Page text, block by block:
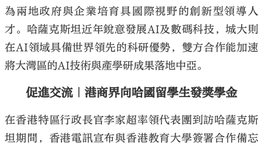
為兩地政府與企業培育具國際視野的創新型領導人
才。哈薩克斯坦近年銳意發展AI及數碼科技，城大則
在AI領域具備世界領先的科研優勢，雙方合作能加速
將大灣區的AI技術與產學研成果落地中亞。
促進交流｜港商界向哈國留學生發獎學金
在香港特區行政長官李家超率領代表團到訪哈薩克斯
坦期間，香港電訊宣布與香港教育大學簽署合作備忘